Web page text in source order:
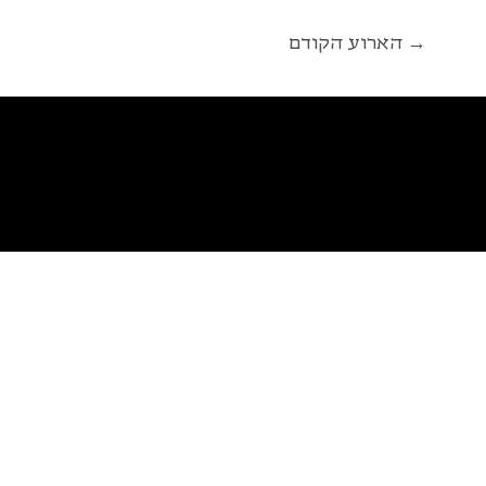
הארוע הקודם →